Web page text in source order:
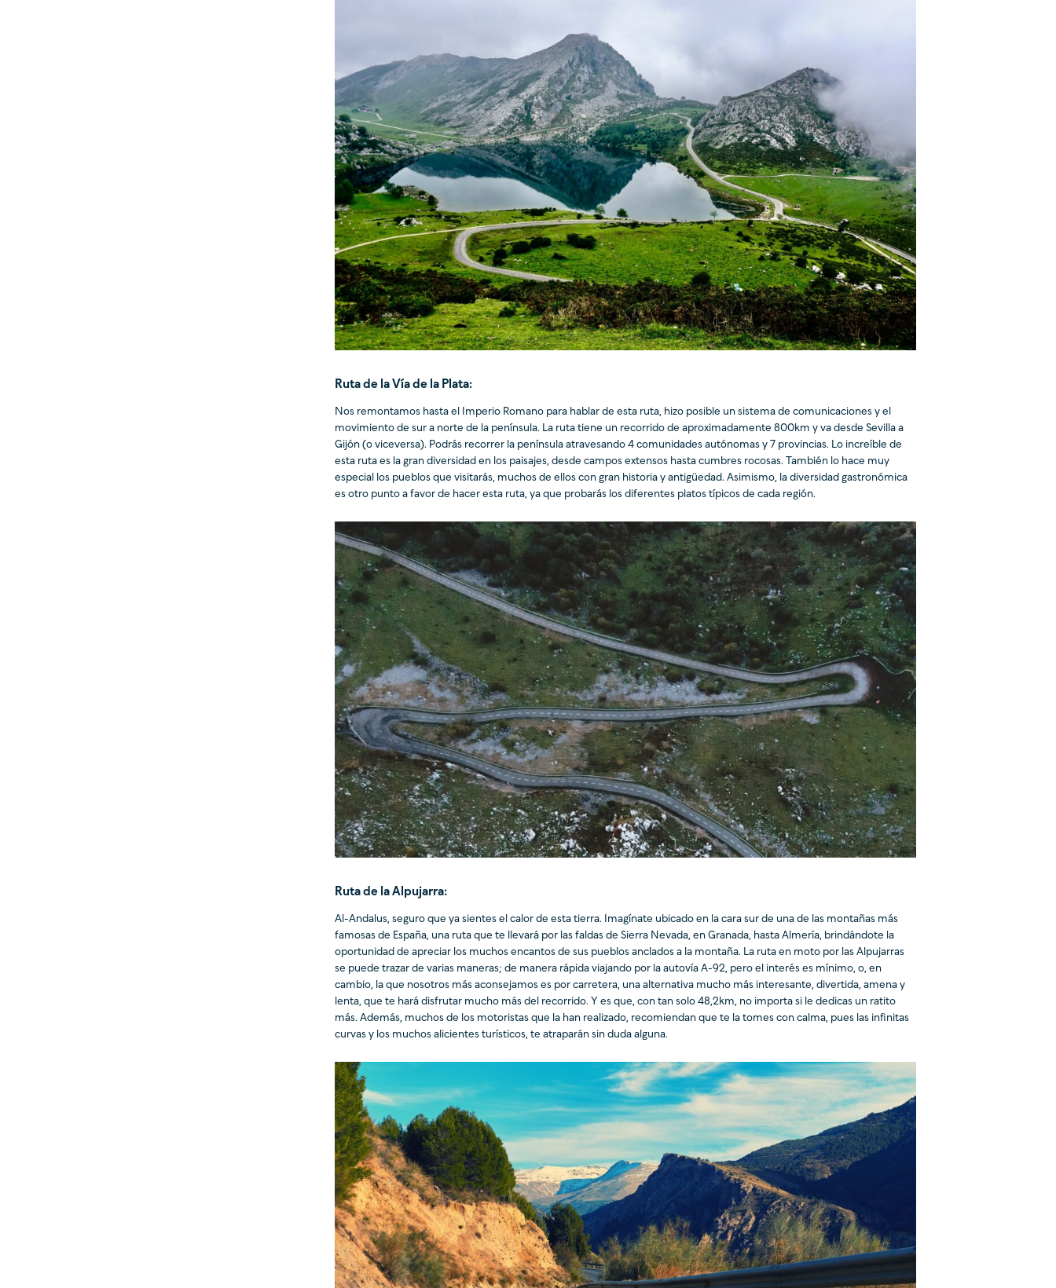
Ruta de la Vía de la Plata:
Nos remontamos hasta el Imperio Romano para hablar de esta ruta, hizo posible un sistema de comunicaciones y el
movimiento de sur a norte de la península. La ruta tiene un recorrido de aproximadamente 800km y va desde Sevilla a
Gijón (o viceversa). Podrás recorrer la península atravesando 4 comunidades autónomas y 7 provincias. Lo increíble de
esta ruta es la gran diversidad en los paisajes, desde campos extensos hasta cumbres rocosas. También lo hace muy
especial los pueblos que visitarás, muchos de ellos con gran historia y antigüedad. Asimismo, la diversidad gastronómica
es otro punto a favor de hacer esta ruta, ya que probarás los diferentes platos típicos de cada región.
Ruta de la Alpujarra:
Al-Andalus, seguro que ya sientes el calor de esta tierra. Imagínate ubicado en la cara sur de una de las montañas más
famosas de España, una ruta que te llevará por las faldas de Sierra Nevada, en Granada, hasta Almería, brindándote la
oportunidad de apreciar los muchos encantos de sus pueblos anclados a la montaña. La ruta en moto por las Alpujarras
se puede trazar de varias maneras; de manera rápida viajando por la autovía A-92, pero el interés es mínimo, o, en
cambio, la que nosotros más aconsejamos es por carretera, una alternativa mucho más interesante, divertida, amena y
lenta, que te hará disfrutar mucho más del recorrido. Y es que, con tan solo 48,2km, no importa si le dedicas un ratito
más. Además, muchos de los motoristas que la han realizado, recomiendan que te la tomes con calma, pues las infinitas
curvas y los muchos alicientes turísticos, te atraparán sin duda alguna.